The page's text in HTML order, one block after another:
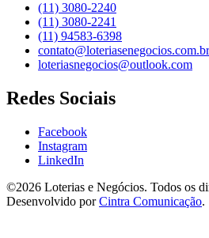
(11) 3080-2240​
(11) 3080-2241​
(11) 94583-6398
contato@loteriasenegocios.com.br​
loteriasnegocios@outlook.com
Redes Sociais
Facebook
Instagram
LinkedIn
©2026 Loterias e Negócios. Todos os
Desenvolvido porCintra Comunicação.